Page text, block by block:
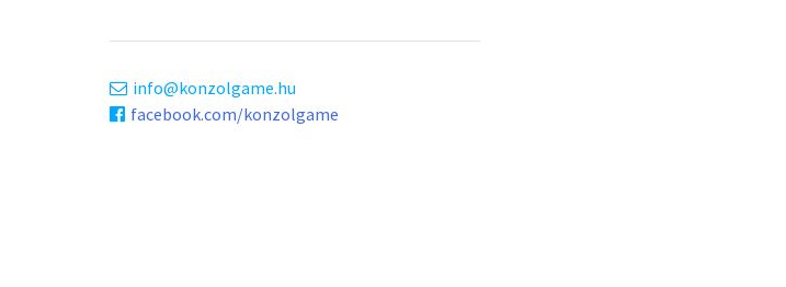
info
konzolgame.hu
facebook.com/konzolgame